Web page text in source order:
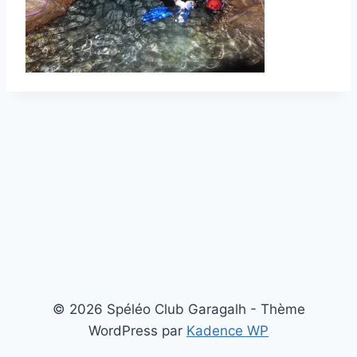
© 2026 Spéléo Club Garagalh - Thème
WordPress par Kadence WP